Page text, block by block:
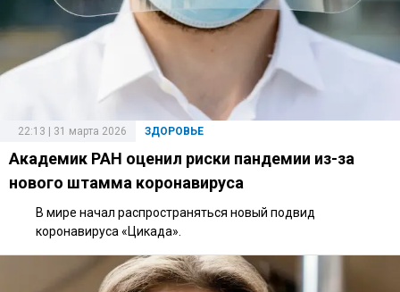
ЗДОРОВЬЕ
22:13 | 31 марта 2026
Академик РАН оценил риски пандемии из-за
нового штамма коронавируса
В мире начал распространяться новый подвид
коронавируса «Цикада».